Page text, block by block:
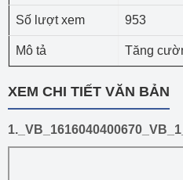
Số lượt xem 953
Mô tả Tăng
XEM CHI TIẾT VĂN BẢN